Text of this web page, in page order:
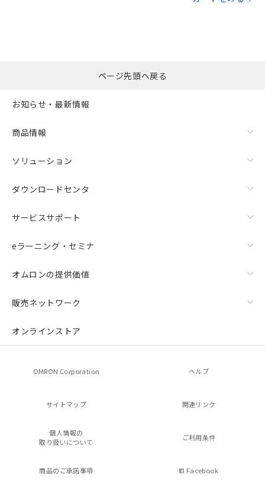
ページ先頭へ戻る
お知らせ・最新情報
商品情報
ソリューション
ダウンロードセンタ
サービスサポート
eラーニング・セミナ
オムロンの提供価値
販売ネットワーク
オンラインストア
OMRON Corporation ヘルプ
サイトマップ 関連リンク
個人情報の
取り扱いについて
ご利用条件
商品のご承諾事項 Facebook